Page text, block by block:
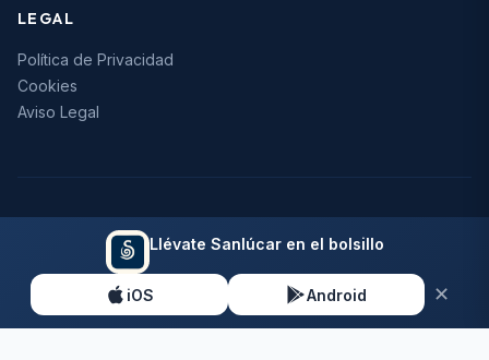
LEGAL
Política de Privacidad
Cookies
Aviso Legal
en Sanlúcar de Barrameda
Llévate Sanlúcar en el bolsillo
iOS Android ✕